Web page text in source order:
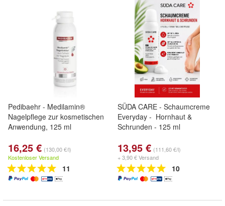
Pedibaehr - Medilamin®
Nagelpflege zur kosmetischen
Anwendung, 125 ml
16,25 € (130,00 €/l)
Kostenloser Versand
11
SÜDA CARE - Schaumcreme
Everyday - Hornhaut &
Schrunden - 125 ml
13,95 € (111,60 €/l)
+ 3,90 € Versand
10